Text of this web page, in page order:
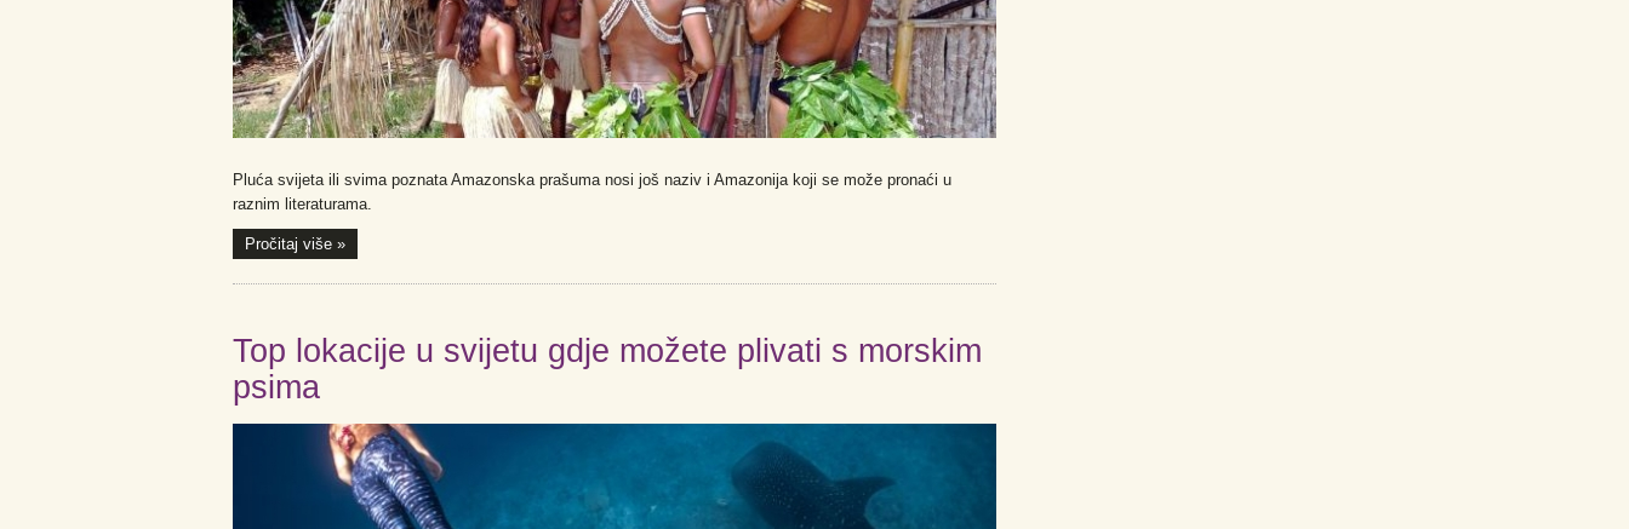
Pluća svijeta ili svima poznata Amazonska prašuma nosi još naziv i Amazonija koji se može pronaći u
raznim literaturama.
Pročitaj više »
Top lokacije u svijetu gdje možete plivati s morskim
psima